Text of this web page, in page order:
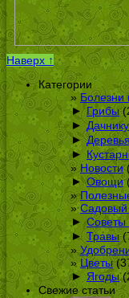
Наверх ↑
Категории
Болезни
► Грибы
►
► Деревья
►
Новости
► Овощи
Садовый
► Советы
► Травы
Цветы
► Ягоды
Свежие статьи